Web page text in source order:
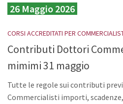
26 Maggio 2026
CORSI ACCREDITATI PER
Contributi Dottori
mimimi 31 maggio
Tutte le regole sui contributi
Commercialisti importi,